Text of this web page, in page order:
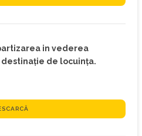
in vederea
de locuinţa.